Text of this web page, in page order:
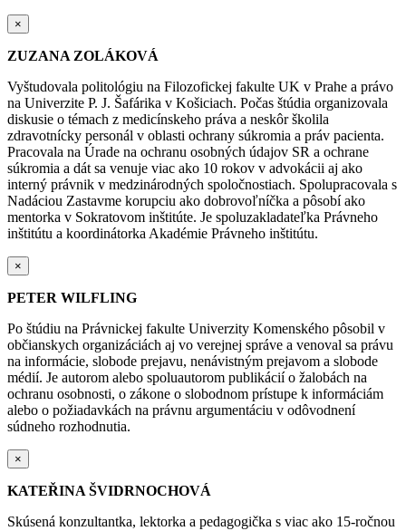
×
ZUZANA ZOLÁKOVÁ
Vyštudovala politológiu na Filozofickej fakulte UK v Prahe a právo
na Univerzite P. J. Šafárika v Košiciach. Počas štúdia organizovala
diskusie o témach z medicínskeho práva a neskôr školila
zdravotnícky personál v oblasti ochrany súkromia a práv pacienta.
Pracovala na Úrade na ochranu osobných údajov SR a ochrane
súkromia a dát sa venuje viac ako 10 rokov v advokácii aj ako
interný právnik v medzinárodných spoločnostiach. Spolupracovala s
Nadáciou Zastavme korupciu ako dobrovoľníčka a pôsobí ako
mentorka v Sokratovom inštitúte. Je spoluzakladateľka Právneho
inštitútu a koordinátorka Akadémie Právneho inštitútu.
×
PETER WILFLING
Po štúdiu na Právnickej fakulte Univerzity Komenského pôsobil v
občianskych organizáciách aj vo verejnej správe a venoval sa právu
na informácie, slobode prejavu, nenávistným prejavom a slobode
médií. Je autorom alebo spoluautorom publikácií o žalobách na
ochranu osobnosti, o zákone o slobodnom prístupe k informáciám
alebo o požiadavkách na právnu argumentáciu v odôvodnení
súdneho rozhodnutia.
×
KATEŘINA ŠVIDRNOCHOVÁ
Skúsená konzultantka, lektorka a pedagogička s viac ako 15-ročnou